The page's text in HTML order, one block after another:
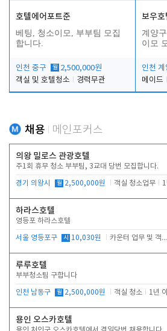
호텔에어포트준
베팅, 청소이모, 부부팀 모집
합니다.
인천 중구 월 2,500,000원
객실 및 호텔청소
경력무관
보우호
계양
이모
인천 계
메이드
채용 메인포커스
의왕 밀로스 관광호텔
주1회 휴무 청소 부부팀, 3교대 당번 모집합니다.
경기 의왕시 월 2,500,000원 객실 청소업무
하라스호텔
영등포 하라스호텔
서울 영등포구 시 10,030원 카운터 업무 및 객실관리(청소상태 확인, 객실판매)
루루호텔
부부청소팀 구합니다
인천 남동구 월 2,500,000원 객실 청소 1년
용인 오스카호텔